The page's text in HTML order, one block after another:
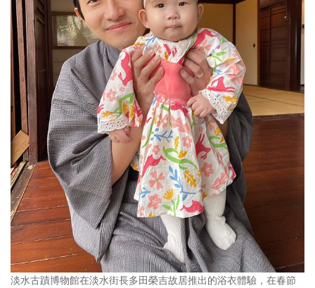
淡水古蹟博物館在淡水街長多田榮吉故居推出的浴衣體驗，在春節